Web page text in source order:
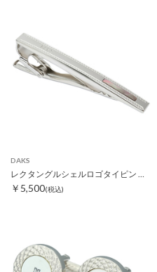
DAKS
￥5,500(税込)